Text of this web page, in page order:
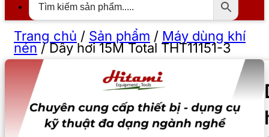
Trang chủ / Sản phẩm / Máy dùng khí
nén/Dây hơi 15M Total THT11151-3